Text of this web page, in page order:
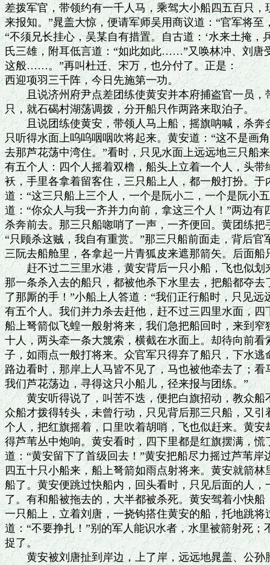
差拨军官，带领约有一千人马，乘驾大小船四五百只
来报知。”晁盖大惊，便请军师吴用商议道：“官军将至
“不须兄长挂心，吴某自有措置。自古道：‘水来土掩，
氏三雄，附耳低言道：“如此如此……”又唤林冲、刘唐
这般……。”再叫杜迁、宋万，也分付了。正是：
西迎项羽三千阵，今日先施第一功。
且说济州府尹点差团练使黄安并本府捕盗官一员，
只，就石碣村湖荡调拨，分开船只作两路来取泊子。
且说团练使黄安，带领人马上船，摇旗呐喊，杀奔
只听得水面上呜呜咽咽吹将起来。黄安道：“这不是画
去那芦花荡中湾住。”看时，只见水面上远远地三只船
有五个人：四个人摇着双橹，船头上立着一个人，头
袄，手里各拿着留客住，三只船上人，都一般打扮。
道：“这三只船上三个人，一个是阮小二，一个是阮小
道：“你众人与我一齐并力向前，拿这三个人！”两边有
杀奔前去。那三只船唿哨了一声，一齐便回。黄团练
“只顾杀这贼，我自有重赏。”那三只船前面走，背后官
三阮去船舱里，各拿起一片青狐皮来遮那箭矢。后面船
赶不过二三里水港，黄安背后一只小船，飞也似划
那一条杀入去的船只，都被他杀下水里去，把船都夺去
了那厮的手！”小船上人答道：“我们正行船时，只见远
有五个人。我们并力杀去赶他，赶不过三四里水面，
船上弩箭似飞蝗一般射将来，我们急把船回时，来到
十人，两头牵一条大篾索，横截在水面上。却待向前
子，如雨点一般打将来。众官军只得弃了船只，下水
路边看时，那岸上人马皆不见了，马也被他牵去了；
我们芦花荡边，寻得这只小船儿，径来报与团练。”
黄安听得说了，叫苦不迭，便把白旗招动，教众船
众船才拨得转头，未曾行动，只见背后那三只船，又
个人，把红旗摇着，口里吹着胡哨，飞也似赶来。黄
得芦苇丛中炮响。黄安看时，四下里都是红旗摆满，
道：“黄安留下了首级回去！”黄安把船尽力摇过芦苇岸
四五十只小船来，船上弩箭如雨点射将来。黄安就箭
船了。黄安便跳过快船内，回头看时，只见后面的人
了。有和船被拖去的，大半都被杀死。黄安驾着小快
一只船上，立着刘唐，一挠钩搭住黄安的船，托地跳
道：“不要挣扎！”别的军人能识水者，水里被箭射死；
捉了。
黄安被刘唐扯到岸边，上了岸，远远地晁盖、公孙